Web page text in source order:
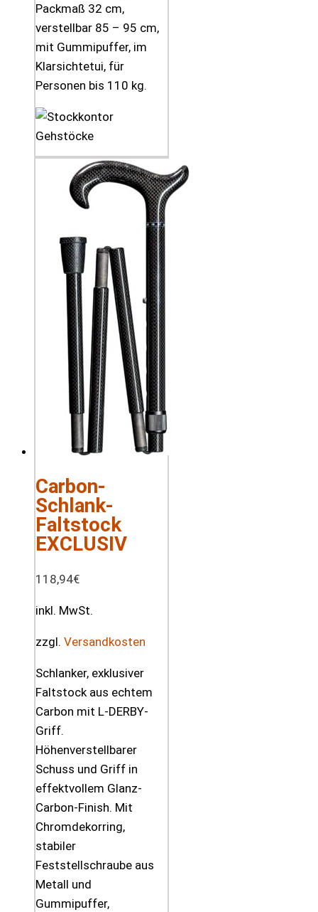
Packmaß 32 cm,
verstellbar 85 – 95 cm,
mit Gummipuffer, im
Klarsichtetui, für
Personen bis 110 kg.
Carbon-
Schlank-
Faltstock
EXCLUSIV
118,94€
inkl. MwSt.
zzgl. Versandkosten
Schlanker, exklusiver
Faltstock aus echtem
Carbon mit L-DERBY-
Griff.
Höhenverstellbarer
Schuss und Griff in
effektvollem Glanz-
Carbon-Finish. Mit
Chromdekorring,
stabiler
Feststellschraube aus
Metall und
Gummipuffer,